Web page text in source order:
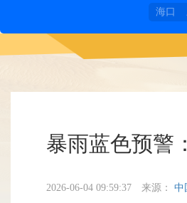
海口
暴雨蓝色预警
2026-06-04 09:59:37 来源： 中